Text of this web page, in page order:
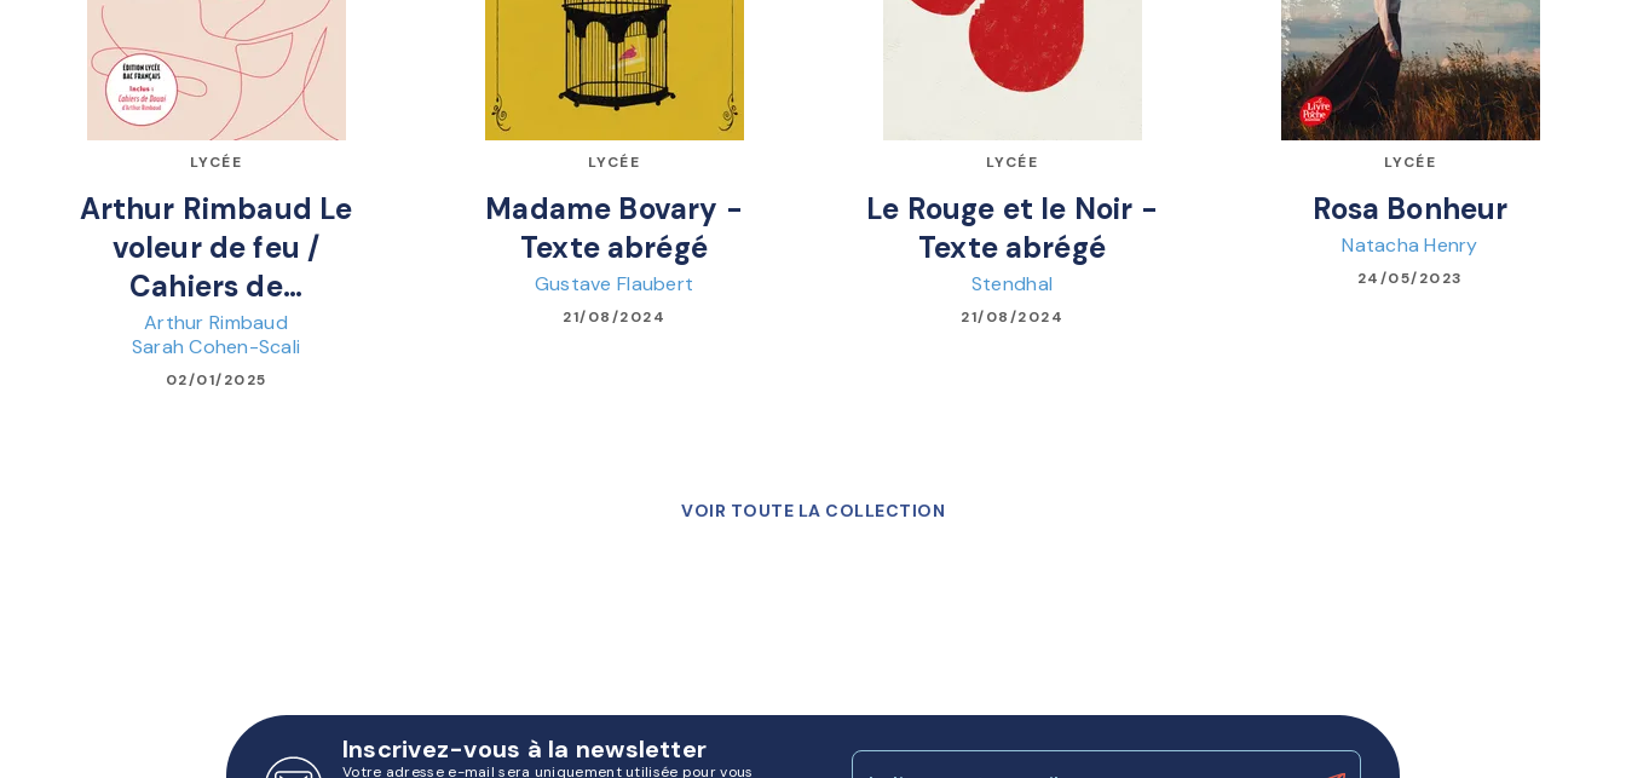
LYCÉE
Arthur Rimbaud Le
voleur de feu /
Cahiers de…
Arthur Rimbaud
Sarah Cohen-Scali
02/01/2025
LYCÉE
Madame Bovary -
Texte abrégé
Gustave Flaubert
21/08/2024
LYCÉE
Le Rouge et le Noir -
Texte abrégé
Stendhal
21/08/2024
LYCÉE
Rosa Bonheur
Natacha Henry
24/05/2023
VOIR TOUTE LA COLLECTION
Inscrivez-vous à la newsletter
Votre adresse e-mail sera uniquement utilisée pour vous